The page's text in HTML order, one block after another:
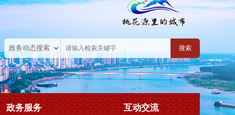
政务服务 互动交流